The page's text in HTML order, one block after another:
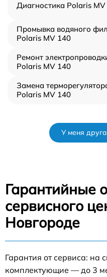
Диагностика Polaris
Промывка водяного
Polaris MV 140
Ремонт
Polaris MV 140
Замена
Polaris MV 140
У меня
Гарантийные
сервисного
Новгороде
Гарантия от сервиса: на
комплектующие — до 3